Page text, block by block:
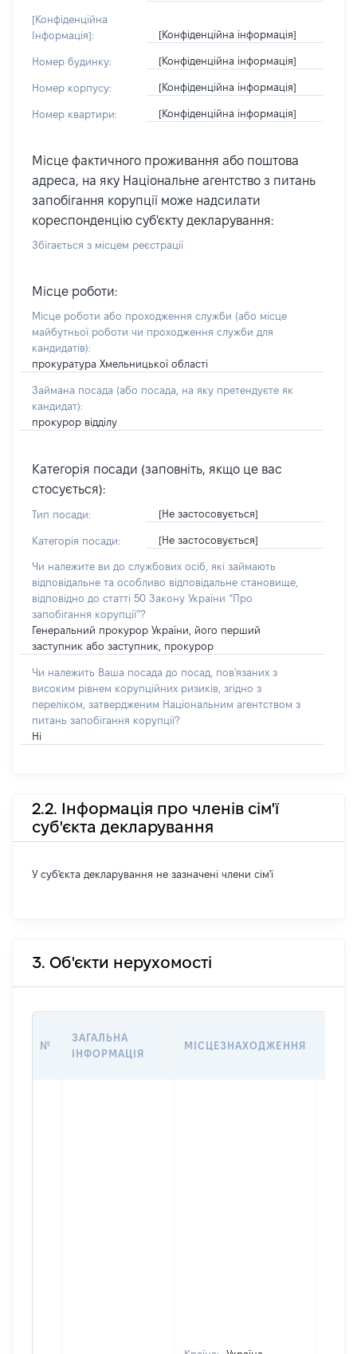
[Конфіденційна
Інформація]:
[Конфіденційна інформація]
Номер будинку: [Конфіденційна інформація]
Номер корпусу: [Конфіденційна інформація]
Номер квартири: [Конфіденційна інформація]
Місце фактичного проживання або поштова
адреса, на яку Національне агентство з питань
запобігання корупції може надсилати
кореспонденцію суб'єкту декларування:
Збігається з місцем реєстрації
Місце роботи:
Місце роботи або проходження служби (або місце
майбутньої роботи чи проходження служби для
кандидатів):
прокуратура Хмельницької області
Займана посада (або посада, на яку претендуєте як
кандидат):
прокурор відділу
Категорія посади (заповніть, якщо це вас
стосується):
Тип посади: [Не застосовується]
Категорія посади: [Не застосовується]
Чи належите ви до службових осіб, які займають
відповідальне та особливо відповідальне становище,
відповідно до статті 50 Закону України “Про
запобігання корупції”?
Генеральний прокурор України, його перший
заступник або заступник, прокурор
Чи належить Ваша посада до посад, пов'язаних з
високим рівнем корупційних ризиків, згідно з
переліком, затвердженим Національним агентством з
питань запобігання корупції?
Ні
2.2. Інформація про членів сім'ї
суб'єкта декларування
У суб'єкта декларування не зазначені члени сім'ї
3. Об'єкти нерухомості
№
ЗАГАЛЬНА
ІНФОРМАЦІЯ
МІСЦЕЗНАХОДЖЕННЯ